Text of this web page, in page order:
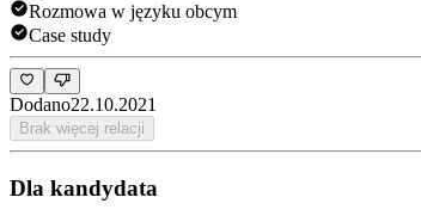
Rozmowa w języku obcym
Case study
Dodano22.10.2021
Brak więcej relacji
Dla kandydata